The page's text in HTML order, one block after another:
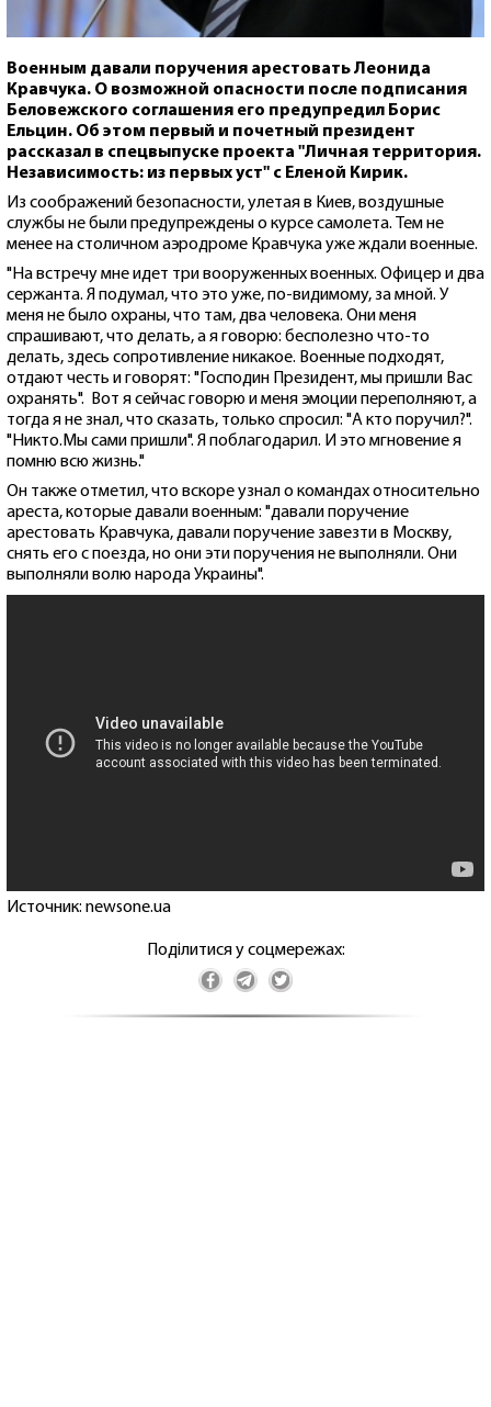
Военным давали поручения арестовать Леонида
Кравчука. О возможной опасности после подписания
Беловежского соглашения его предупредил Борис
Ельцин. Об этом первый и почетный президент
рассказал в спецвыпуске проекта "Личная территория.
Независимость: из первых уст" с Еленой Кирик.
Из соображений безопасности, улетая в Киев, воздушные
службы не были предупреждены о курсе самолета. Тем не
менее на столичном аэродроме Кравчука уже ждали военные.
"На встречу мне идет три вооруженных военных. Офицер и два
сержанта. Я подумал, что это уже, по-видимому, за мной. У
меня не было охраны, что там, два человека. Они меня
спрашивают, что делать, а я говорю: бесполезно что-то
делать, здесь сопротивление никакое. Военные подходят,
отдают честь и говорят: "Господин Президент, мы пришли Вас
охранять". Вот я сейчас говорю и меня эмоции переполняют, а
тогда я не знал, что сказать, только спросил: "А кто поручил?".
"Никто.Мы сами пришли". Я поблагодарил. И это мгновение я
помню всю жизнь."
Он также отметил, что вскоре узнал о командах относительно
ареста, которые давали военным: "давали поручение
арестовать Кравчука, давали поручение завезти в Москву,
снять его с поезда, но они эти поручения не выполняли. Они
выполняли волю народа Украины".
Источник: newsone.ua
Поділитися у соцмережах: